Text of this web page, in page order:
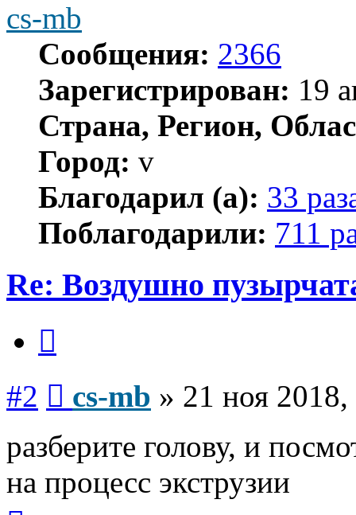
cs-mb
Сообщения: 2366
Зарегистрирован: 19
Страна, Регион,
Город: v
Благодарил (а): 33
Поблагодарили: 711
Re: Воздушно
#2 cs-mb » 21 ноя
разберите голову, и
на процесс экструзии